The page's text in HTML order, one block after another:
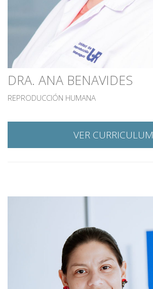
DRA. ANA BENAVIDES
REPRODUCCIÓN HUMANA
VER CURRICULUM